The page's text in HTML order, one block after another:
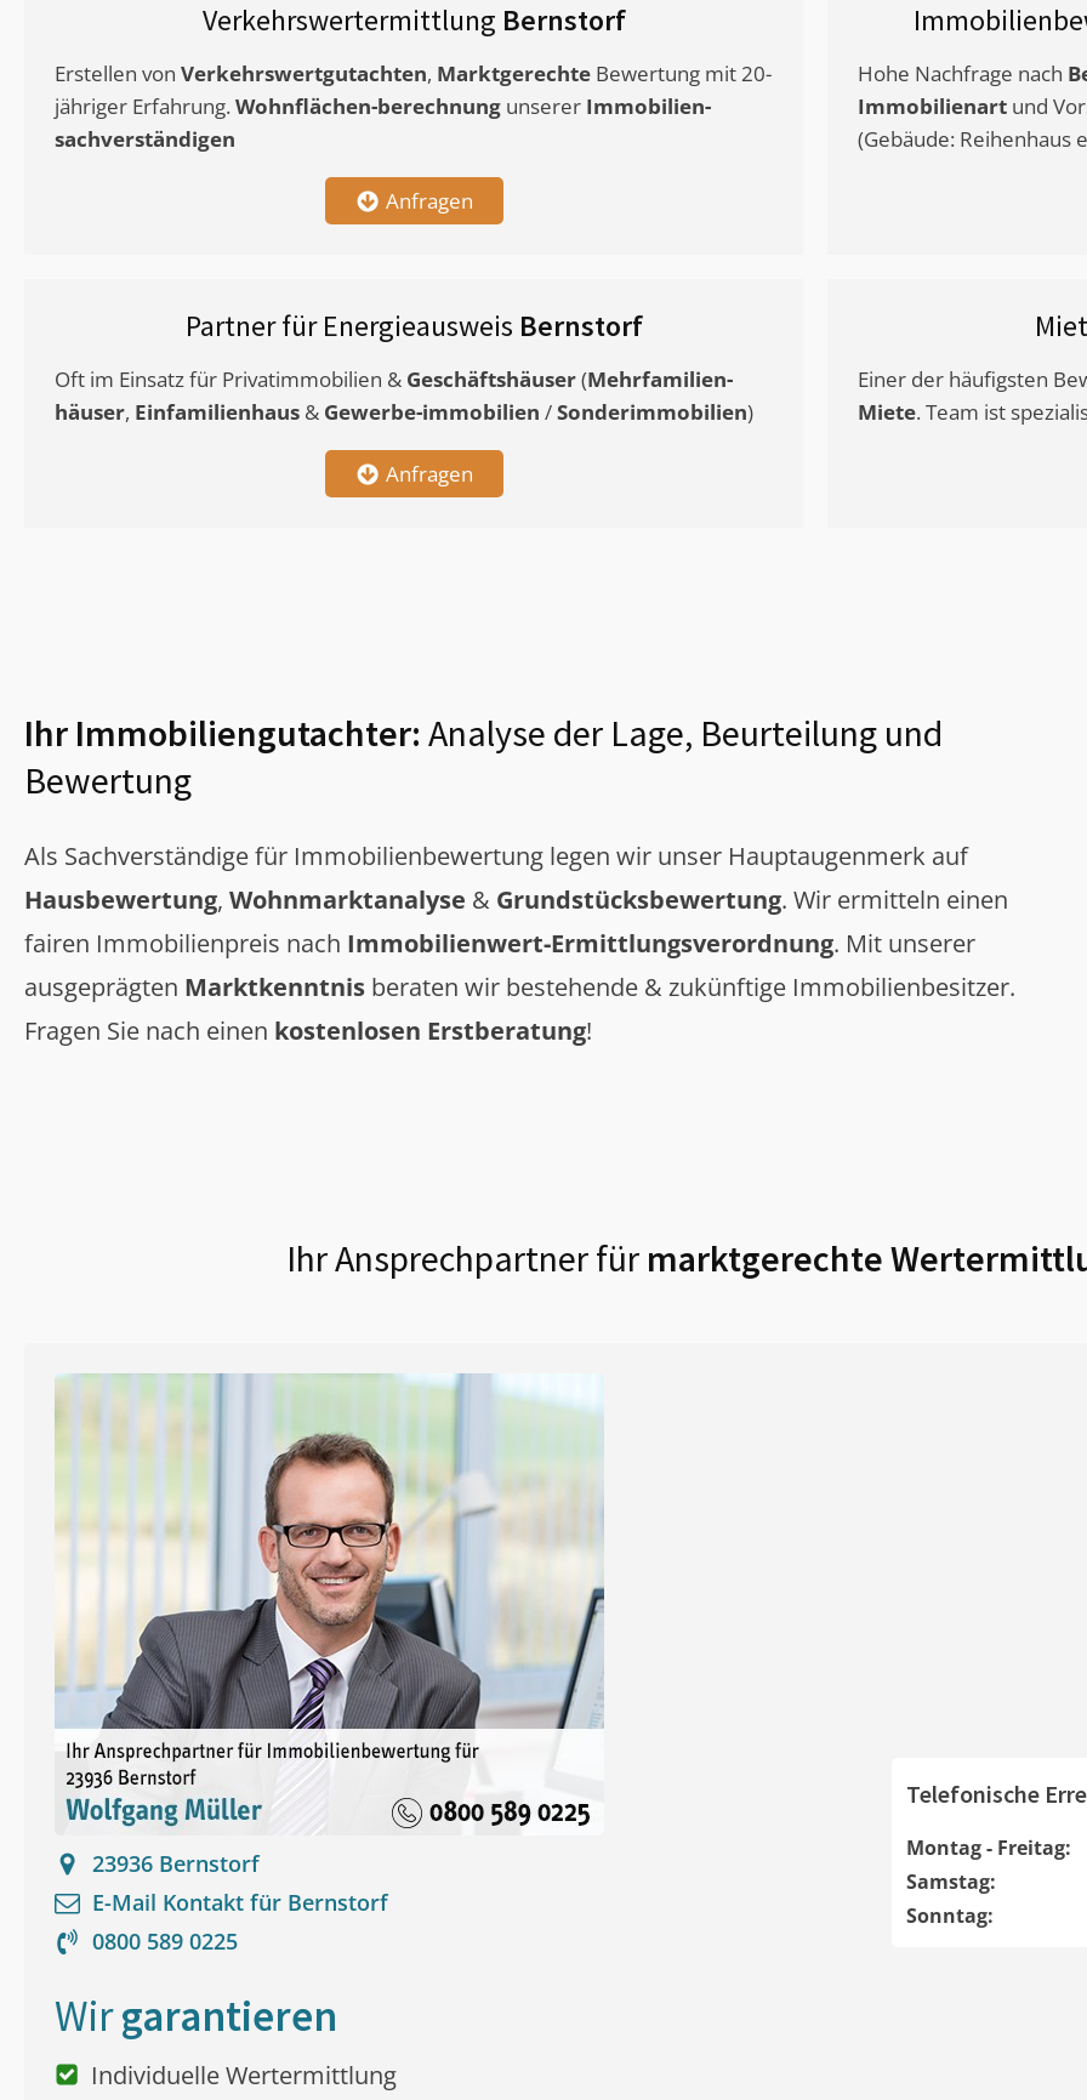
Verkehrswertermittlung Bernstorf
Erstellen von Verkehrswertgutachten, Marktgerechte Bewertung mit 20-
jähriger Erfahrung. Wohnflächen-berechnung unserer Immobilien-
sachverständigen
Anfragen
Hohe Nachfrage nach
Immobilienart und
(Gebäude: Reihenhaus
Partner für Energieausweis Bernstorf
Oft im Einsatz für Privatimmobilien & Geschäftshäuser(Mehrfamilien-
häuser, Einfamilienhaus & Gewerbe-immobilien /Sonderimmobilien)
Anfragen
Einer der häufigsten
Miete. Team ist
Ihr Immobiliengutachter: Analyse der Lage, Beurteilung und
Bewertung
Als Sachverständige für Immobilienbewertung legen wir unser Hauptaugenmerk auf
Hausbewertung, Wohnmarktanalyse & Grundstücksbewertung. Wir ermitteln einen
fairen Immobilienpreis nach Immobilienwert-Ermittlungsverordnung. Mit unserer
ausgeprägten Marktkenntnis beraten wir bestehende & zukünftige Immobilienbesitzer.
Fragen Sie nach einen kostenlosen Erstberatung!
Ihr Ansprechpartner für marktgerechte
23936 Bernstorf
E-Mail Kontakt für Bernstorf
0800 589 0225
Telefonische
Montag - Freitag:
Samstag:
Sonntag:
Wirgarantieren
Individuelle Wertermittlung